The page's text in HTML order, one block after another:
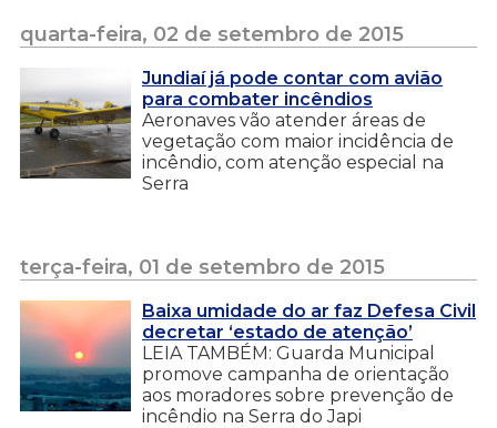
quarta-feira, 02 de setembro de 2015
Jundiaí já pode contar com avião
para combater incêndios
Aeronaves vão atender áreas de
vegetação com maior incidência de
incêndio, com atenção especial na
Serra
terça-feira, 01 de setembro de 2015
Baixa umidade do ar faz Defesa Civil
decretar ‘estado de atenção’
LEIA TAMBÉM: Guarda Municipal
promove campanha de orientação
aos moradores sobre prevenção de
incêndio na Serra do Japi